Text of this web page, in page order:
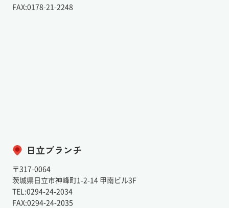
FAX:0178-21-2248
日立ブランチ
〒317-0064
茨城県日立市神峰町1-2-14 甲南ビル3F
TEL:0294-24-2034
FAX:0294-24-2035